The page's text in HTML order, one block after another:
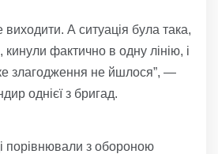
А ситуація була така,
кинули фактично в одну лінію, і
злагодження не йшлося”, —
однієї з бригад.
порівнювали з обороною